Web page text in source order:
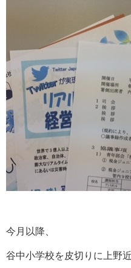
今月以降、
谷中小学校を皮切りに上野